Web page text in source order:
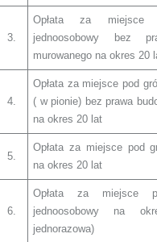
3.
Opłata za
jednoosobowy bez
murowanego na okres 20
4.
Opłata za miejsce pod
( w pionie) bez prawa
na okres 20 lat
5.
Opłata za miejsce pod
na okres 20 lat
6.
Opłata za miejsce
jednoosobowy na
jednorazowa)